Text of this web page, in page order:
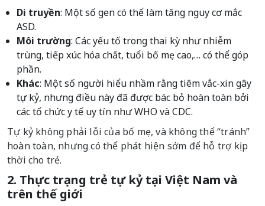
Di truyền: Một số gen có thể làm tăng nguy cơ mắc
ASD.
Môi trường: Các yếu tố trong thai kỳ như nhiễm
trùng, tiếp xúc hóa chất, tuổi bố mẹ cao,… có thể góp
phần.
Khác: Một số người hiểu nhầm rằng tiêm vắc-xin gây
tự kỷ, nhưng điều này đã được bác bỏ hoàn toàn bởi
các tổ chức y tế uy tín như WHO và CDC.
Tự kỷ không phải lỗi của bố mẹ, và không thể “tránh”
hoàn toàn, nhưng có thể phát hiện sớm để hỗ trợ kịp
thời cho trẻ.
2. Thực trạng trẻ tự kỷ tại Việt Nam và
trên thế giới